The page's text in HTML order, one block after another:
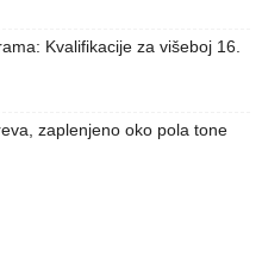
Kvalifikacije za višeboj 16.
zaplenjeno oko pola tone